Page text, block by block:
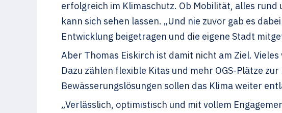
erfolgreich im Klimaschutz. Ob Mobilität, alles
kann sich sehen lassen. „Und nie zuvor gab es
Entwicklung beigetragen und die eigene Stadt
Aber Thomas Eiskirch ist damit nicht am Ziel.
Dazu zählen flexible Kitas und mehr OGS-Plätze
Bewässerungslösungen sollen das Klima weiter
„Verlässlich, optimistisch und mit vollem